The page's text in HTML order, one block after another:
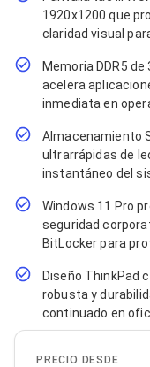
Probadores de
Cortadoras de
Protectores para
Cables para
Bobinas
Cableado
Sujetadores de
Cinchos
Adaptadores
Adaptadores PC
Adaptadores PC USB
Adaptadores PC
Adaptadores PC
Adaptadores PC IDE
Adaptadores PC
Bluetooth
Adaptadores Video
Adaptadores Video
Divisores de Video
Adaptadores Video
1920x1200 que
claridad visual
Memoria DDR5
acelera
inmediata en
Almacenamiento
ultrarrápidas de
instantáneo del
Windows 11 Pro
seguridad
BitLocker para
Diseño ThinkPad
robusta y
continuado en
PRECIO DESDE